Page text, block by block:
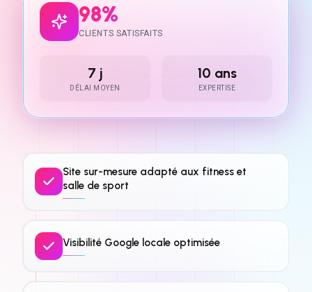
98%
CLIENTS SATISFAITS
7 j
DÉLAI MOYEN
10 ans
EXPERTISE
Site sur-mesure adapté aux fitness et
salle de sport
Visibilité Google locale optimisée